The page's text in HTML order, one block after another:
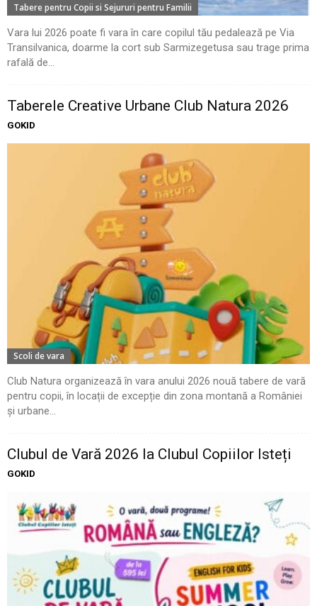
Tabere pentru Copii si Sejururi pentru Familii
Vara lui 2026 poate fi vara în care copilul tău pedalează pe Via
Transilvanica, doarme la cort sub Sarmizegetusa sau trage prima
rafală de...
Taberele Creative Urbane Club Natura 2026
GOKID
Scoli de vara
Club Natura organizează în vara anului 2026 nouă tabere de vară
pentru copii, în locații de excepție din zona montană a României
și urbane...
Clubul de Vară 2026 la Clubul Copiilor Isteți
GOKID